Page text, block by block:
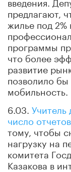
предлагают,
жилье под
программы
что более
развитие
позволило бы
мобильность.
6.03.
число
тому, чтобы
нагрузку на
комитета
Казакова в